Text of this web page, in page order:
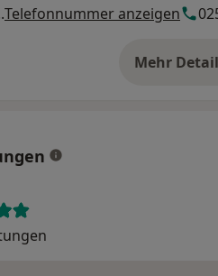
Telefonnummer anzeigen
Mehr